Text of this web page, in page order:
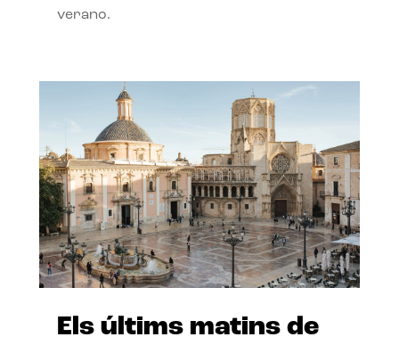
verano.
Els últims matins de